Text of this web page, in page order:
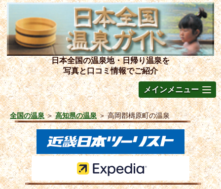
日本全国の温泉地・日帰り温泉を
写真と口コミ情報でご紹介
メインメニュー
全国の温泉＞高知県の温泉＞高岡郡檮原町の温泉